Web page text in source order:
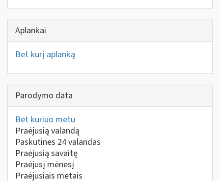
Aplankai
Bet kurį aplanką
Parodymo data
Bet kuriuo metu
Praėjusią valandą
Paskutines 24 valandas
Praėjusią savaitę
Praėjusį mėnesį
Praėjusiais metais